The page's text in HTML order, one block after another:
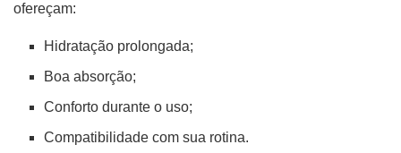
ofereçam:
Hidratação prolongada;
Boa absorção;
Conforto durante o uso;
Compatibilidade com sua rotina.